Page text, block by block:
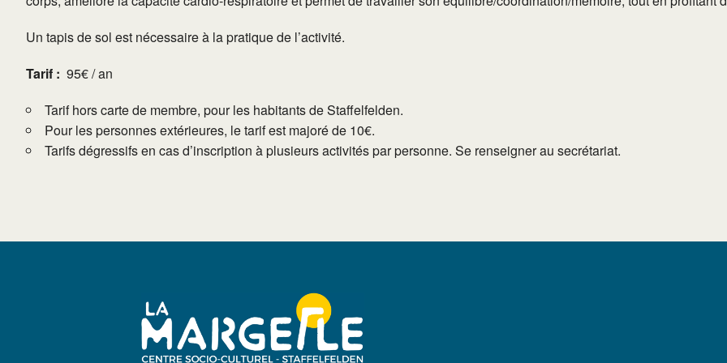
Un tapis de sol est nécessaire à la pratique de l’activité.
Tarif : 95€ / an
Tarif hors carte de membre, pour les habitants de Staffelfelden.
Pour les personnes extérieures, le tarif est majoré de 10€.
Tarifs dégressifs en cas d’inscription à plusieurs activités par personne. Se renseigner au secrétariat.